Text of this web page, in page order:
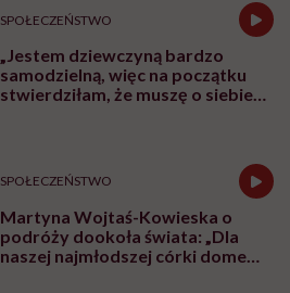
SPOŁECZEŃSTWO
„Jestem dziewczyną bardzo
samodzielną, więc na początku
stwierdziłam, że muszę o siebie
SPOŁECZEŃSTWO
Martyna Wojtaś-Kowieska o
podróży dookoła świata: „Dla
naszej najmłodszej córki domem